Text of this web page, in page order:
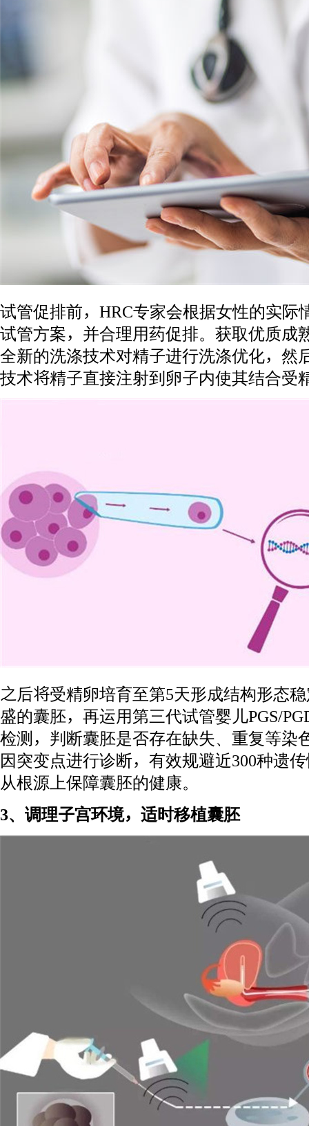
试管促排前，HRC专家会根据女性的实际
试管方案，并合理用药促排。获取优质成
全新的洗涤技术对精子进行洗涤优化，然
技术将精子直接注射到卵子内使其结合受
之后将受精卵培育至第5天形成结构形态
盛的囊胚，再运用第三代试管婴儿PGS/
检测，判断囊胚是否存在缺失、重复等染
因突变点进行诊断，有效规避近300种遗
从根源上保障囊胚的健康。
3、调理子宫环境，适时移植囊胚